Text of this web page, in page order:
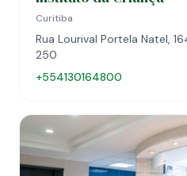
Curitiba
Rua Lourival Portela Natel,
250
+554130164800